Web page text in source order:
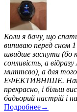
Коли я бачу, що
випиваю перед сном
швидше заснути (бо
сонливість, а
миттєво), а для
ЕФЕКТИВНІШЕ.
прекрасно, і більш
бадьорий настрій і
Подробнее→